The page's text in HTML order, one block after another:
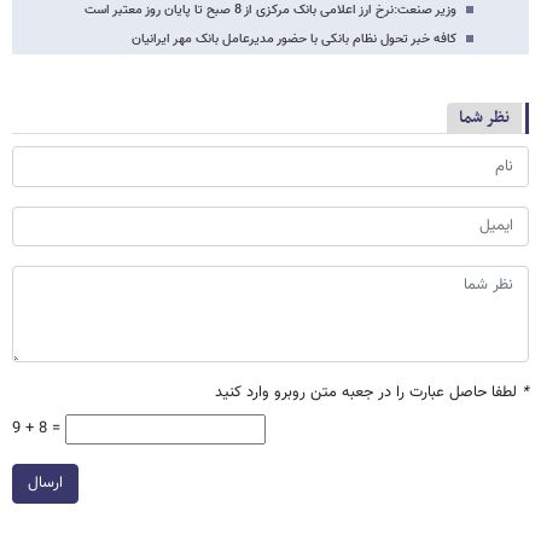
وزیر صنعت:نرخ ارز اعلامی بانک مرکزی از 8 صبح تا پایان روز معتبر است
کافه خبر تحول نظام بانکی با حضور مدیرعامل بانک مهر ایرانیان
نظر شما
* لطفا حاصل عبارت را در جعبه متن روبرو وارد کنید
9 + 8 =
ارسال